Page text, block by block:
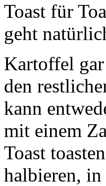
Toast für
geht
Kartoffel
den
kann
mit einem
Toast
halbieren, in